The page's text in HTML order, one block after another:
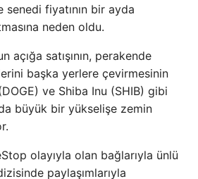
senedi fiyatının bir ayda
neden oldu.
açığa satışının, perakende
başka yerlere çevirmesinin
ve Shiba Inu (SHIB) gibi
büyük bir yükselişe zemin
olayıyla olan bağlarıyla ünlü
paylaşımlarıyla